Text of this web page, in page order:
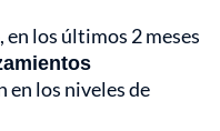
los últimos 2 meses
en los niveles de